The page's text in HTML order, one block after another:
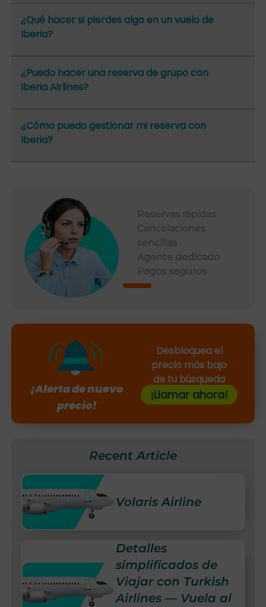
¿Qué hacer si pierdes algo en un vuelo de
Iberia?
¿Puedo hacer una reserva de grupo con
Iberia Airlines?
¿Cómo puedo gestionar mi reserva con
Iberia?
Reservas rápidas
Cancelaciones
sencillas
Agente dedicado
Pagos seguros
¡Alerta de nuevo
precio!
Desbloquea el
precio más bajo
de tu búsqueda
¡Llamar ahora!
Recent Article
Volaris Airline
Detalles
simplificados de
Viajar con Turkish
Airlines — Vuela al